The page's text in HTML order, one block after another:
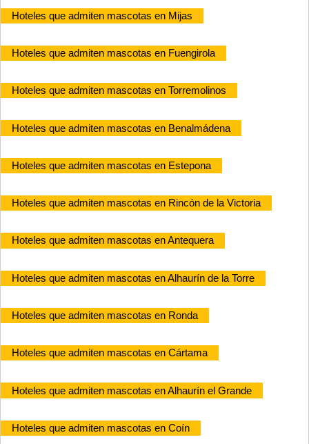
Hoteles que admiten mascotas en Mijas
Hoteles que admiten mascotas en Fuengirola
Hoteles que admiten mascotas en Torremolinos
Hoteles que admiten mascotas en Benalmádena
Hoteles que admiten mascotas en Estepona
Hoteles que admiten mascotas en Rincón de la Victoria
Hoteles que admiten mascotas en Antequera
Hoteles que admiten mascotas en Alhaurín de la Torre
Hoteles que admiten mascotas en Ronda
Hoteles que admiten mascotas en Cártama
Hoteles que admiten mascotas en Alhaurín el Grande
Hoteles que admiten mascotas en Coín